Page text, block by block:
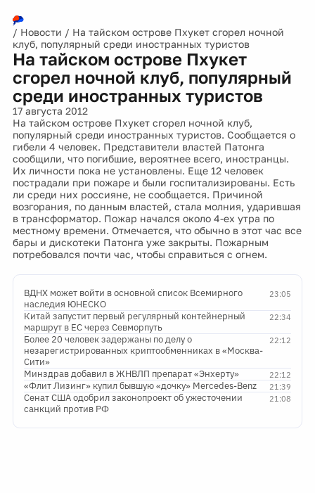
/ Новости / На тайском острове Пхукет сгорел ночной
клуб, популярный среди иностранных туристов
На тайском острове Пхукет
сгорел ночной клуб, популярный
среди иностранных туристов
17 августа 2012
На тайском острове Пхукет сгорел ночной клуб,
популярный среди иностранных туристов. Сообщается о
гибели 4 человек. Представители властей Патонга
сообщили, что погибшие, вероятнее всего, иностранцы.
Их личности пока не установлены. Еще 12 человек
пострадали при пожаре и были госпитализированы. Есть
ли среди них россияне, не сообщается. Причиной
возгорания, по данным властей, стала молния, ударившая
в трансформатор. Пожар начался около 4-ех утра по
местному времени. Отмечается, что обычно в этот час все
бары и дискотеки Патонга уже закрыты. Пожарным
потребовался почти час, чтобы справиться с огнем.
23:05
ВДНХ может войти в основной список Всемирного
наследия ЮНЕСКО
22:34
Китай запустит первый регулярный контейнерный
маршрут в ЕС через Севморпуть
22:12
Более 20 человек задержаны по делу о
незарегистрированных криптообменниках в «Москва-
Сити»
22:12
Минздрав добавил в ЖНВЛП препарат «Энхерту»
21:39
«Флит Лизинг» купил бывшую «дочку» Mercedes-Benz
21:08
Сенат США одобрил законопроект об ужесточении
санкций против РФ